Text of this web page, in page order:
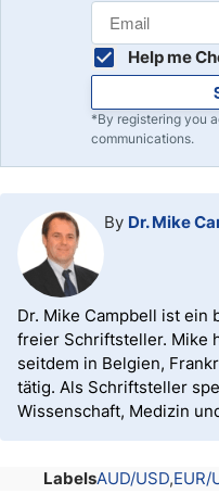
Help me
*By registering you
communications.
By Dr. Mike
Dr. Mike Campbell ist ein
freier Schriftsteller. Mike
seitdem in Belgien,
tätig. Als Schriftsteller
Wissenschaft, Medizin
LabelsAUD/USD EUR/